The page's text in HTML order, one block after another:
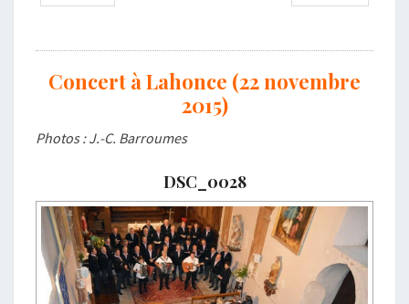
Concert à Lahonce (22 novembre
2015)
Photos : J.-C. Barroumes
DSC_0028